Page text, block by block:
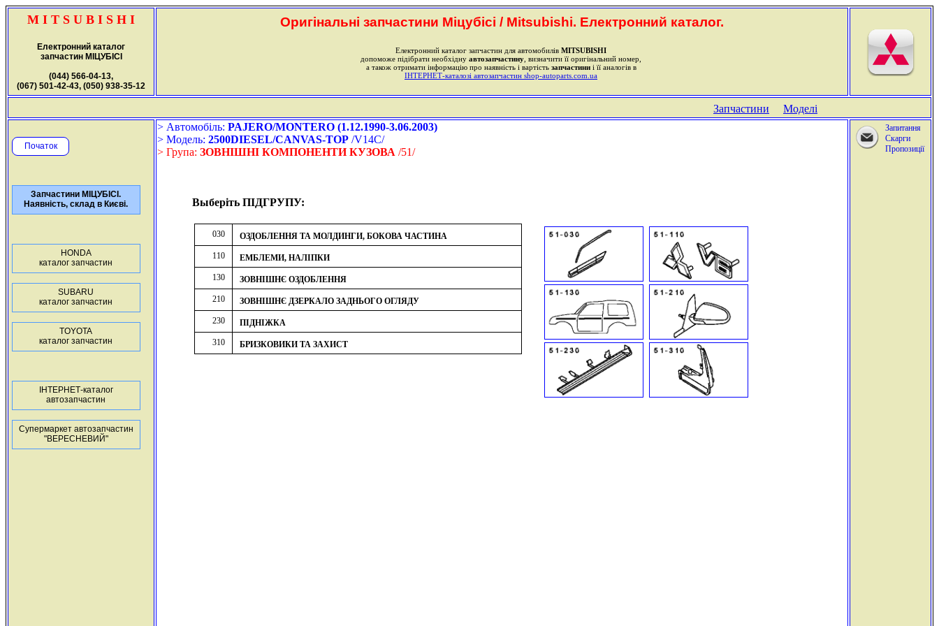
M I T S U B I S H I
Електронний каталог
запчастин МІЦУБІСІ
(044) 566-04-13,
(067) 501-42-43, (050) 938-35-12
Оригінальні запчастини Міцубісі / Mitsubishi. Електронний каталог.
Електронний каталог запчастин для автомобилів MITSUBISHI
допоможе підібрати необхідну автозапчастину , визначити її оригінальний номер,
а також отримати інформацію про наявність і вартість запчастиниі її аналогів в
ІНТЕРНЕТ-каталозі автозапчастин shop-autoparts.com.ua
Запчастини Моделі
Початок
Запчастини МІЦУБІСІ.
Наявність, склад в Києві.
HONDA
каталог запчастин
SUBARU
каталог запчастин
TOYOTA
каталог запчастин
ІНТЕРНЕТ-каталог
автозапчастин
Супермаркет автозапчастин
"ВЕРЕСНЕВИЙ"
> Автомобіль: PAJERO/MONTERO (1.12.1990-3.06.2003)
> Модель: 2500DIESEL/CANVAS-TOP /V14C/
> Група: ЗОВНІШНІ КОМПОНЕНТИ КУЗОВА /51/
Выберіть ПІДГРУПУ:
030
ОЗДОБЛЕННЯ ТА МОЛДИНГИ, БОКОВА ЧАСТИНА
110
ЕМБЛЕМИ, НАЛІПКИ
130
ЗОВНІШНЄ ОЗДОБЛЕННЯ
210
ЗОВНІШНЄ ДЗЕРКАЛО ЗАДНЬОГО ОГЛЯДУ
230
ПІДНІЖКА
310
БРИЗКОВИКИ ТА ЗАХИСТ
Запитання
Скарги
Пропозиції